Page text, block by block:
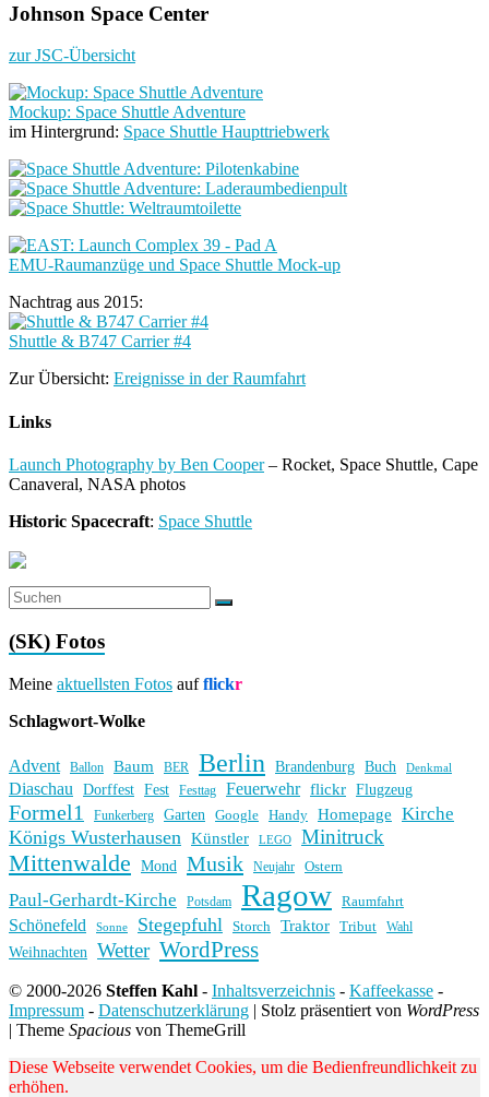
Johnson Space Center
zur JSC-Übersicht
Mockup: Space Shuttle Adventure
im Hintergrund: Space Shuttle Haupttriebwerk
EMU-Raumanzüge und Space Shuttle Mock-up
Nachtrag aus 2015:
Shuttle & B747 Carrier #4
Zur Übersicht: Ereignisse in der Raumfahrt
Links
Launch Photography by Ben Cooper– Rocket, Space Shuttle, Cape
Canaveral, NASA photos
Historic Spacecraft: Space Shuttle
(SK) Fotos
Meine aktuellsten Fotos aufflickr
Schlagwort-Wolke
Advent Ballon Baum BER Berlin Brandenburg Buch Denkmal
Diaschau Dorffest Fest Festtag Feuerwehr flickr Flugzeug
Formel1 Funkerberg Garten Google Handy Homepage Kirche
Königs Wusterhausen Künstler LEGO Minitruck
Mittenwalde Mond Musik Neujahr Ostern
Paul-Gerhardt-Kirche Potsdam Ragow Raumfahrt
Schönefeld Sonne Stegepfuhl Storch Traktor Tribut Wahl
Weihnachten Wetter WordPress
© 2000-2026 Steffen Kahl - Inhaltsverzeichnis - Kaffeekasse -
Impressum - Datenschutzerklärung | Stolz präsentiert von WordPress
| Theme Spacious von ThemeGrill
Diese Webseite verwendet Cookies, um die Bedienfreundlichkeit zu
erhöhen.